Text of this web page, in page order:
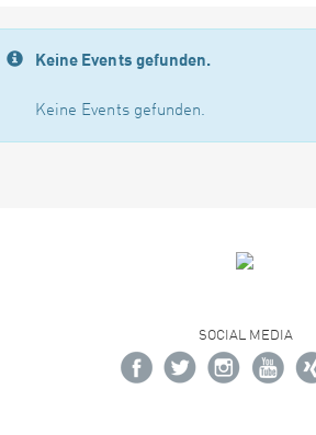
Keine Events gefunden.
Keine Events gefunden.
SOCIAL MEDIA